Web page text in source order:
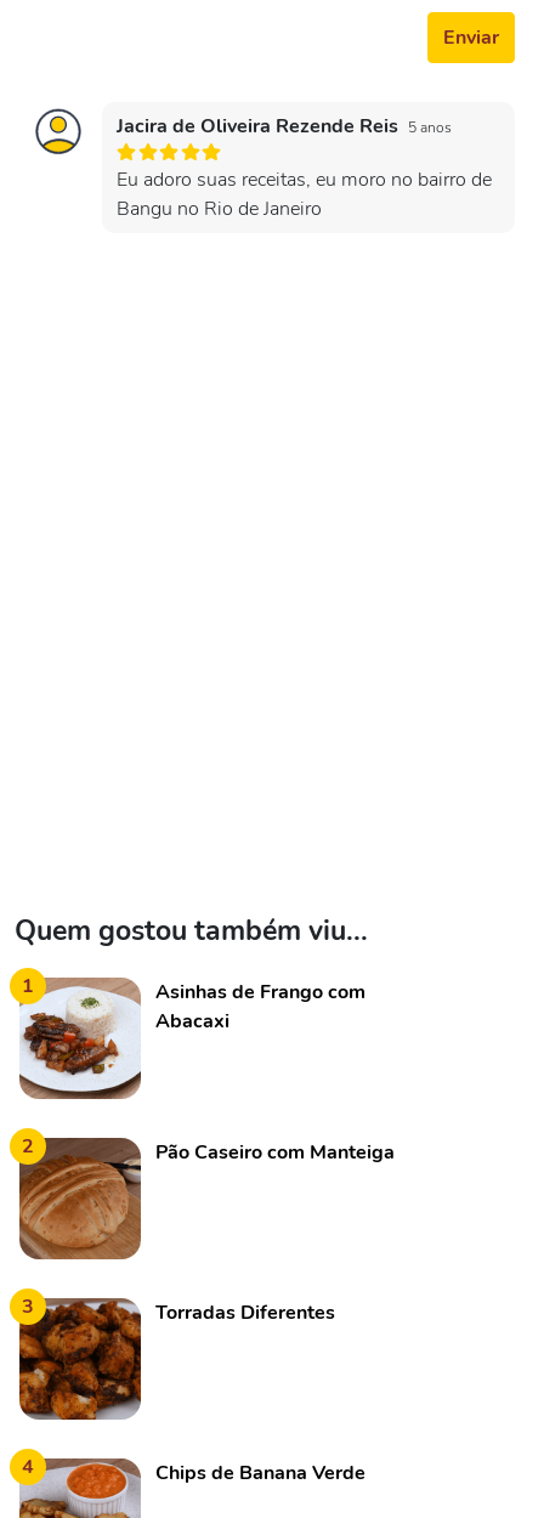
Enviar
Jacira de Oliveira Rezende Reis 5 anos
Eu adoro suas receitas, eu moro no bairro de
Bangu no Rio de Janeiro
Quem gostou também viu...
1
Asinhas de Frango com
Abacaxi
2 Pão Caseiro com Manteiga
3 Torradas Diferentes
4 Chips de Banana Verde